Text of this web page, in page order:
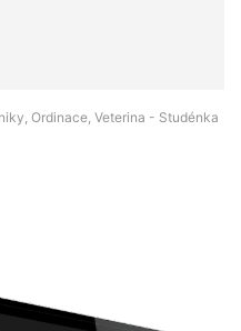
Ordinace, Veterina - Studénka